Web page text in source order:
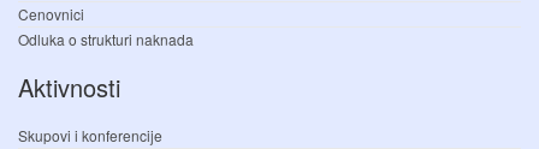
Cenovnici
Odluka o strukturi naknada
Aktivnosti
Skupovi i konferencije